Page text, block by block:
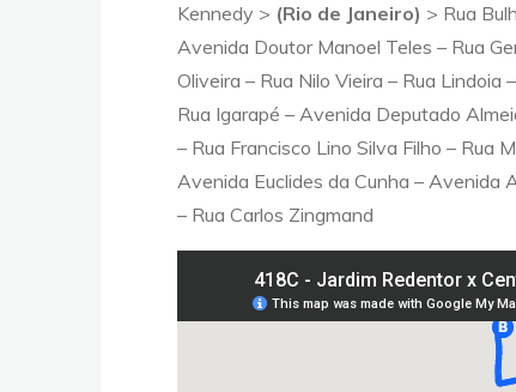
Kennedy > (Rio de Janeiro) > Rua
Avenida Doutor Manoel Teles – Rua
Oliveira – Rua Nilo Vieira – Rua Lindoia
Rua Igarapé – Avenida Deputado
– Rua Francisco Lino Silva Filho – Rua
Avenida Euclides da Cunha – Avenida
– Rua Carlos Zingmand